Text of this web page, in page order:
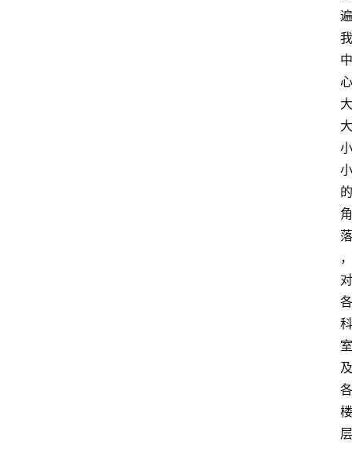
遍
我
中
心
大
大
小
小
的
角
落
，
对
各
科
室
及
各
楼
层